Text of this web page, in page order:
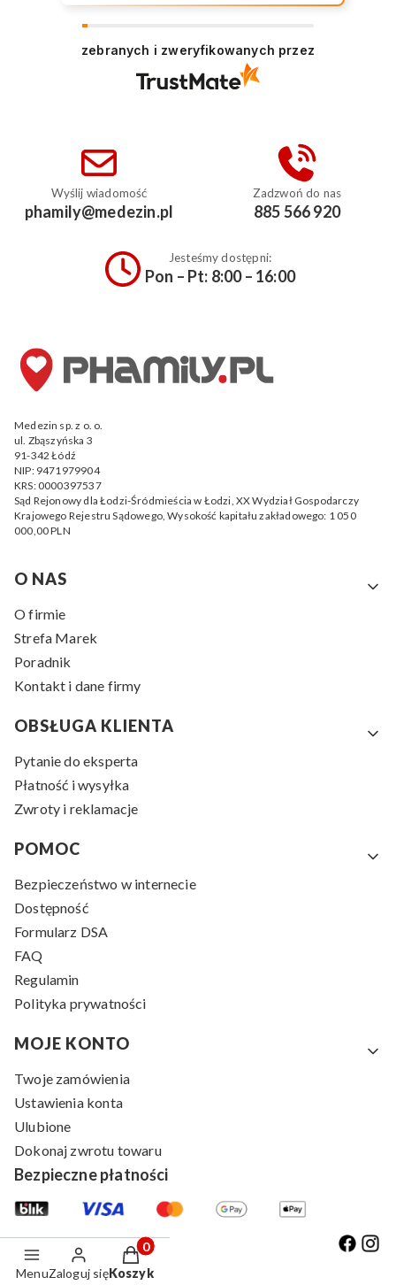
zebranych i zweryfikowanych przez
Wyślij wiadomość
phamily@medezin.pl
Zadzwoń do nas
885 566 920
Jesteśmy dostępni:
Pon – Pt: 8:00 – 16:00
Medezin sp. z o. o.
ul. Zbąszyńska 3
91-342 Łódź
NIP: 9471979904
KRS: 0000397537
Sąd Rejonowy dla Łodzi-Śródmieścia w Łodzi, XX Wydział Gospodarczy
Krajowego Rejestru Sądowego,Wysokość kapitału zakładowego: 1 050
000,00 PLN
Linki w stopce
O NAS
O firmie
Strefa Marek
Poradnik
Kontakt i dane firmy
OBSŁUGA KLIENTA
Pytanie do eksperta
Płatność i wysyłka
Zwroty i reklamacje
POMOC
Bezpieczeństwo w internecie
Dostępność
Formularz DSA
FAQ
Regulamin
Polityka prywatności
MOJE KONTO
Twoje zamówienia
Ustawienia konta
Ulubione
Dokonaj zwrotu towaru
Bezpieczne płatności
MenuZaloguj się
Produkty w koszyku: 0. Zobacz szczegóły
Koszyk